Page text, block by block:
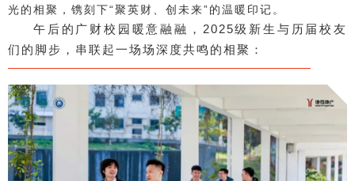
光的相聚，镌刻下“聚英财、创未来”的温暖印记。
午后的广财校园暖意融融，2025级新生与历届校友
们的脚步，串联起一场场深度共鸣的相聚：